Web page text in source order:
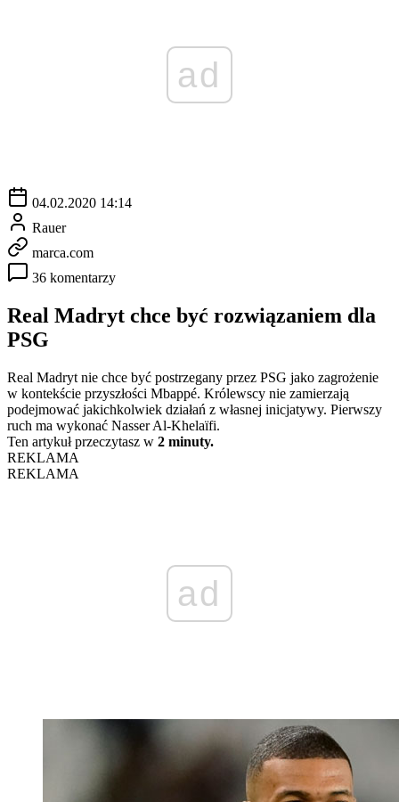
ad
04.02.2020 14:14
Rauer
marca.com
36 komentarzy
Real Madryt chce być rozwiązaniem dla
PSG
Real Madryt nie chce być postrzegany przez PSG jako zagrożenie
w kontekście przyszłości Mbappé. Królewscy nie zamierzają
podejmować jakichkolwiek działań z własnej inicjatywy. Pierwszy
ruch ma wykonać Nasser Al-Khelaïfi.
Ten artykuł przeczytasz w 2 minuty.
REKLAMA
REKLAMA
ad